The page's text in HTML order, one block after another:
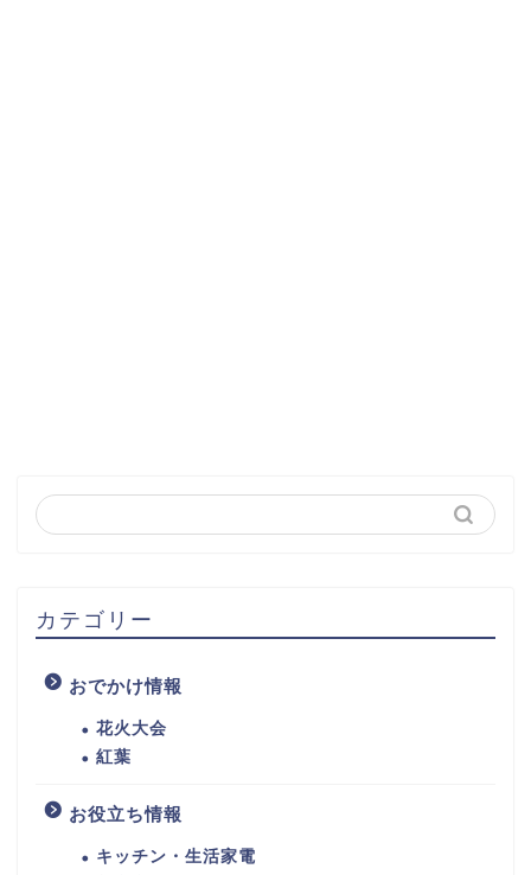
カテゴリー
おでかけ情報
花火大会
紅葉
お役立ち情報
キッチン・生活家電